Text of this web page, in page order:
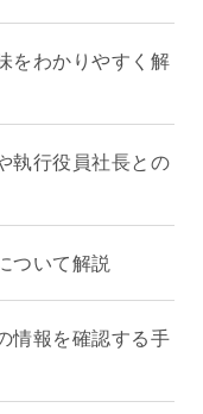
をわかりやすく解
執行役員社長との
ついて解説
情報を確認する手